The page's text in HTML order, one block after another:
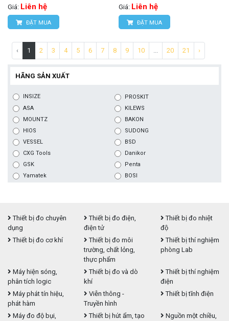
Giá: Liên hệ
ĐẶT MUA
Giá: Liên hệ
ĐẶT MUA
‹ 1 2 3 4 5 6 7 8 9 10 ... 20 21 ›
HÃNG SẢN XUẤT
INSIZE
PROSKIT
ASA
KILEWS
MOUNTZ
BAKON
HIOS
SUDONG
VESSEL
BSD
CXG Tools
Danikor
GSK
Penta
Yamatek
BOSI
Thiết bị đo chuyên
dụng
Thiết bị đo điện,
điện tử
Thiết bị đo nhiệt
độ
Thiết bị đo cơ khí
Thiết bị đo môi
trường, chất lỏng,
thực phẩm
Thiết bị thí nghiệm
phòng Lab
Máy hiện sóng,
phân tích logic
Thiết bị đo và dò
khí
Thiết bị thí nghiệm
điện
Máy phát tín hiệu,
phát hàm
Viễn thông -
Truyền hình
Thiết bị tĩnh điện
Máy đo độ bụi,
Thiết bị hút ẩm, tạo
Nguồn một chiều,